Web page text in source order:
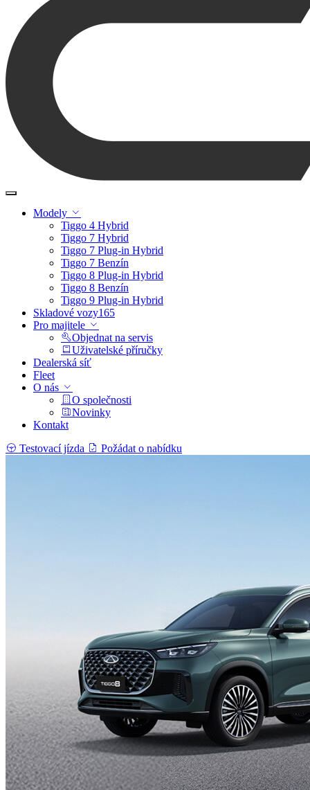
Modely
Tiggo 4 Hybrid
Tiggo 7 Hybrid
Tiggo 7 Plug-in Hybrid
Tiggo 7 Benzín
Tiggo 8 Plug-in Hybrid
Tiggo 8 Benzín
Tiggo 9 Plug-in Hybrid
Skladové vozy165
Pro majitele
Objednat na servis
Uživatelské příručky
Dealerská síť
Fleet
O nás
O společnosti
Novinky
Kontakt
Testovací jízda
Požádat o nabídku